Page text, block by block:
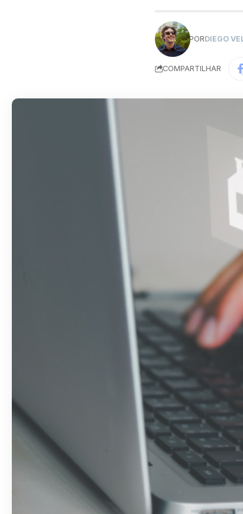
PORDIEGO
COMPARTILHAR